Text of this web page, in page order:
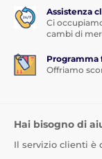
Assistenza
Ci
cambi di
Programma
Offriamo
Hai bisogno di
Il servizio clienti è